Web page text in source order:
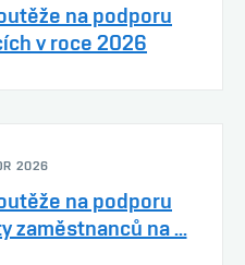
na podporu
v roce 2026
2026
na podporu
zaměstnanců na ...